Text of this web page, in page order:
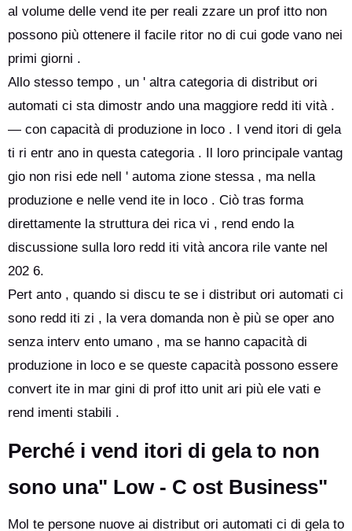
al volume delle vend ite per reali zzare un prof itto non
possono più ottenere il facile ritor no di cui gode vano nei
primi giorni .
Allo stesso tempo , un ' altra categoria di distribut ori
automati ci sta dimostr ando una maggiore redd iti vità .
— con capacità di produzione in loco . I vend itori di gela
ti ri entr ano in questa categoria . Il loro principale vantag
gio non risi ede nell ' automa zione stessa , ma nella
produzione e nelle vend ite in loco . Ciò tras forma
direttamente la struttura dei rica vi , rend endo la
discussione sulla loro redd iti vità ancora rile vante nel
202 6.
Pert anto , quando si discu te se i distribut ori automati ci
sono redd iti zi , la vera domanda non è più se oper ano
senza interv ento umano , ma se hanno capacità di
produzione in loco e se queste capacità possono essere
convert ite in mar gini di prof itto unit ari più ele vati e
rend imenti stabili .
Perché i vend itori di gela to non
sono una" Low - C ost Business"
Mol te persone nuove ai distribut ori automati ci di gela to